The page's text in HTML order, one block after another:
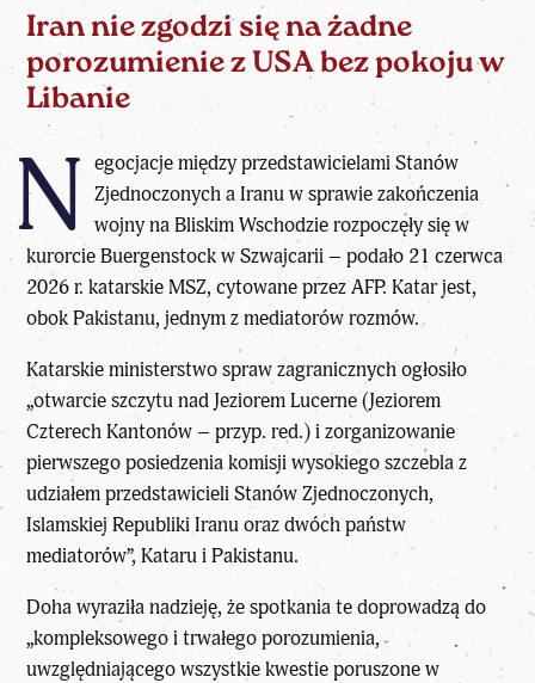
Iran nie zgodzi się na żadne
porozumienie z USA bez pokoju w
Libanie
N egocjacje między przedstawicielami Stanów
Zjednoczonych a Iranu w sprawie zakończenia
wojny na Bliskim Wschodzie rozpoczęły się w
kurorcie Buergenstock w Szwajcarii – podało 21 czerwca
2026 r. katarskie MSZ, cytowane przez AFP. Katar jest,
obok Pakistanu, jednym z mediatorów rozmów.
Katarskie ministerstwo spraw zagranicznych ogłosiło
„otwarcie szczytu nad Jeziorem Lucerne (Jeziorem
Czterech Kantonów – przyp. red.) i zorganizowanie
pierwszego posiedzenia komisji wysokiego szczebla z
udziałem przedstawicieli Stanów Zjednoczonych,
Islamskiej Republiki Iranu oraz dwóch państw
mediatorów”, Kataru i Pakistanu.
Doha wyraziła nadzieję, że spotkania te doprowadzą do
„kompleksowego i trwałego porozumienia,
uwzględniającego wszystkie kwestie poruszone w